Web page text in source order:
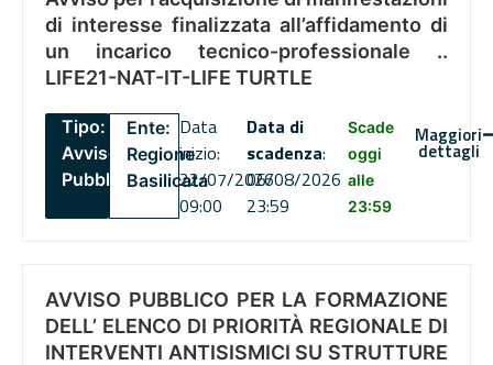
di interesse finalizzata all’affidamento di
un incarico tecnico-professionale ..
LIFE21-NAT-IT-LIFE TURTLE
Tipo:
Avviso
Pubblico
Ente:
Regione
Basilicata
Data
inizio:
22/07/2026
09:00
Data di
scadenza:
06/08/2026
23:59
Scade
oggi
alle
23:59
Maggiori
dettagli
AVVISO PUBBLICO PER LA FORMAZIONE
DELL’ ELENCO DI PRIORITÀ REGIONALE DI
INTERVENTI ANTISISMICI SU STRUTTURE